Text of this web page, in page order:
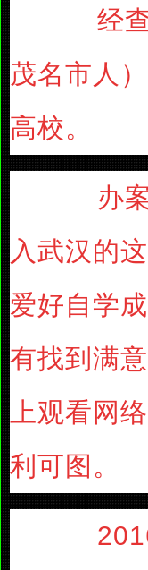
经查
茂名市人
高校。
办案
入武汉的
爱好自学
有找到满
上观看网
利可图。
2016